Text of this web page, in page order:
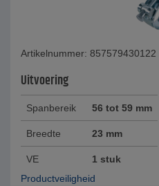
Artikelnummer: 857579430122
Uitvoering
Spanbereik 56 tot 59 mm
Breedte 23 mm
VE
1 stuk
Productveiligheid